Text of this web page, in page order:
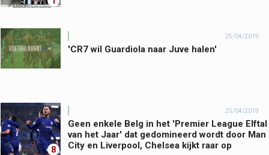
25/04/2019
'CR7 wil Guardiola naar Juve halen'
8
25/04/2019
Geen enkele Belg in het 'Premier League Elftal
van het Jaar' dat gedomineerd wordt door Man
City en Liverpool, Chelsea kijkt raar op